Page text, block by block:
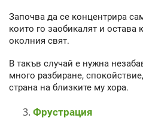
Започва да се концентрира
които го заобикалят и остава
околния свят.
В такъв случай е нужна
много разбиране,
страна на близките му хора.
Фрустрация